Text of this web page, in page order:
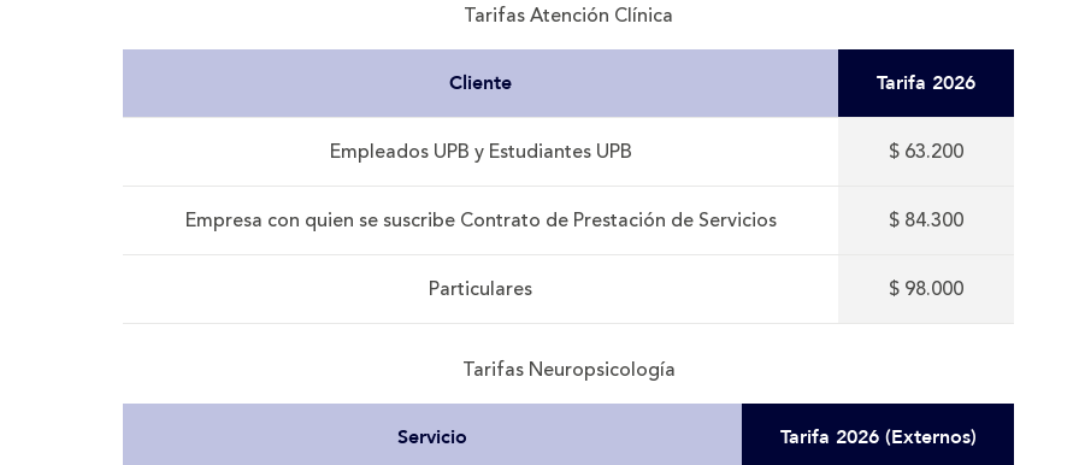
Tarifas Atención Clínica
Cliente Tarifa 2026
Empleados UPB y Estudiantes UPB $ 63.200
Empresa con quien se suscribe Contrato de Prestación de Servicios $ 84.300
Particulares $ 98.000
Tarifas Neuropsicología
Servicio Tarifa 2026 (Externos)